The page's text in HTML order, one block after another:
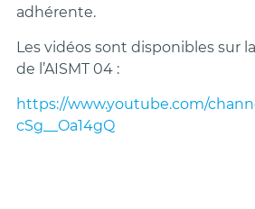
adhérente.
Les vidéos sont disponibles sur
de l’AISMT 04 :
https://www.youtube.com/
cSg__Oa14gQ